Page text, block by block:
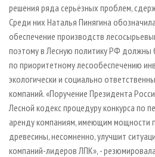
решения ряда серьёзных проблем,
Среди них Наталья Пинягина
обеспечение производств
поэтому в Лесную политику РФ
по приоритетному лесообеспечению
экологически и социально
компаний. «Поручение Президента
Лесной кодекс процедуру конкурса по
аренду компаниям, имеющим мощности
древесины, несомненно, улучшит
компаний-лидеров ЛПК», -